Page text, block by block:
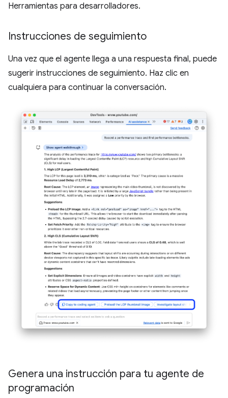
Herramientas para desarrolladores.
Instrucciones de seguimiento
Una vez que el agente llega a una respuesta final, puede
sugerir instrucciones de seguimiento. Haz clic en
cualquiera para continuar la conversación.
Genera una instrucción para tu agente de
programación